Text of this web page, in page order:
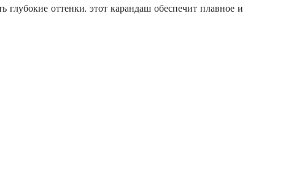
оттенки, этот карандаш обеспечит плавное и